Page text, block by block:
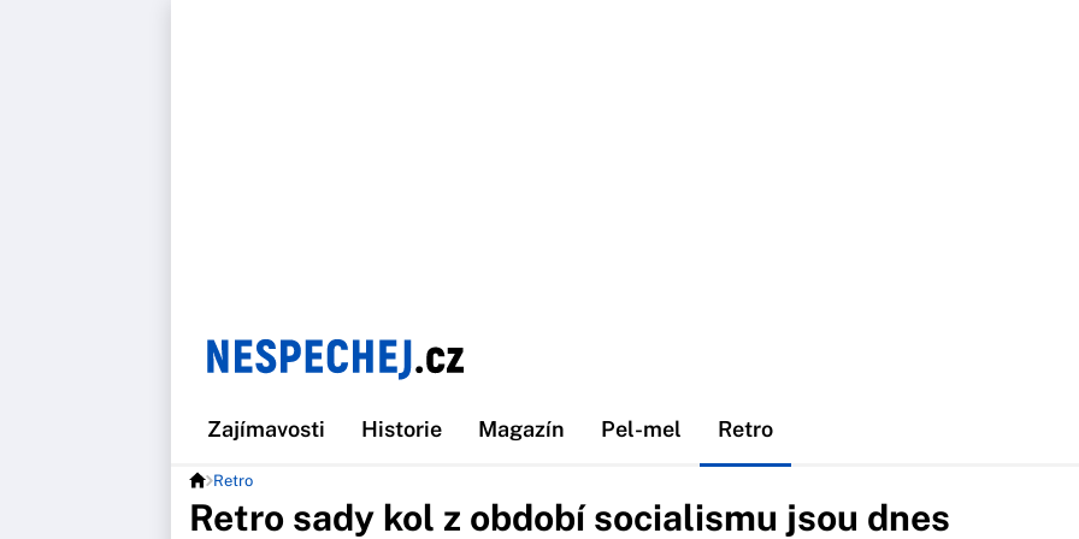
Zajímavosti Historie Magazín Pel-mel Retro
Retro
Retro sady kol z období socialismu jsou dnes